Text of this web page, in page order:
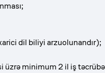
dil biliyi arzuolunandır);
üzrə minimum 2 il iş